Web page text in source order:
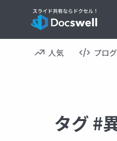
人気 プロ
タグ #